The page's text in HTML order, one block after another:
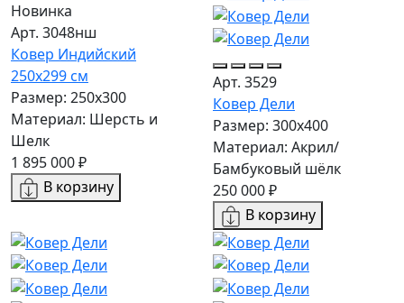
Новинка
Арт. 3048нш
Ковер Индийский
250x299 см
Размер: 250x300
Материал: Шерсть и
Шелк
1 895 000 ₽
В корзину
Арт. 3529
Ковер Дели
Размер: 300х400
Материал: Акрил/
Бамбуковый шёлк
250 000 ₽
В корзину